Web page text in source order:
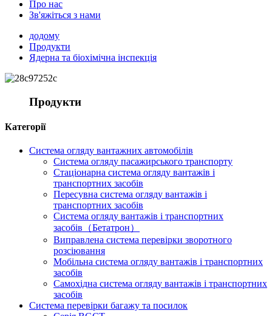
Про нас
Зв'яжіться з нами
додому
Продукти
Ядерна та біохімічна інспекція
Продукти
Категорії
Система огляду вантажних автомобілів
Система огляду пасажирського транспорту
Стаціонарна система огляду вантажів і
транспортних засобів
Пересувна система огляду вантажів і
транспортних засобів
Система огляду вантажів і транспортних
засобів（Бетатрон）
Виправлена ​​система перевірки зворотного
розсіювання
Мобільна система огляду вантажів і транспортних
засобів
Самохідна система огляду вантажів і транспортних
засобів
Система перевірки багажу та посилок